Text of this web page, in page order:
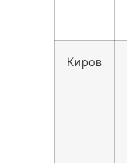
Киров